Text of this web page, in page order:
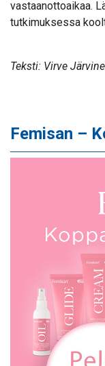
vastaanottoaikaa.
tutkimuksessa
Teksti: Virve
Femisan –